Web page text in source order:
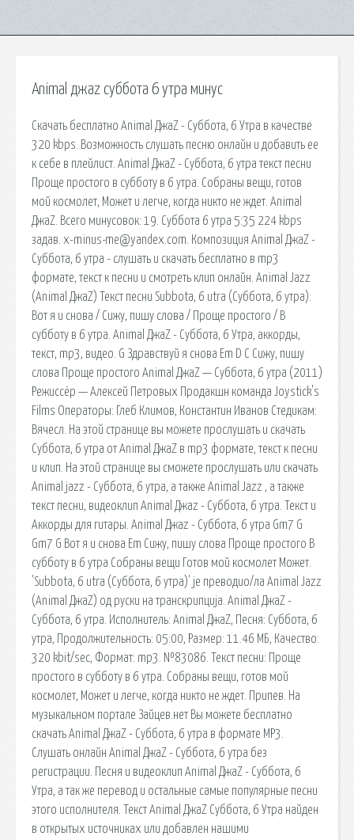
Animal джаz суббота 6 утра минус
Скачать бесплатно Animal ДжаZ - Суббота, 6 Утра в качестве
320 kbps. Возможность слушать песню онлайн и добавить ее
к себе в плейлист. Animal ДжаZ - Суббота, 6 утра текст песни
Проще простого в субботу в 6 утра. Собраны вещи, готов
мой космолет, Может и легче, когда никто не ждет. Animal
ДжаZ. Всего минусовок: 19. Суббота 6 утра 5:35 224 kbps
задав. х-minus-me@yandex.com. Композиция Animal ДжаZ -
Суббота, 6 утра - слушать и скачать бесплатно в mp3
формате, текст к песни и смотреть клип онлайн. Animal Jazz
(Animal ДжаZ) Текст песни Subbota, 6 utra (Суббота, 6 утра):
Вот я и снова / Сижу, пишу слова / Проще простого / В
субботу в 6 утра. Animal ДжаZ - Суббота, 6 Утра, аккорды,
текст, mp3, видео. G Здравствуй я снова Em D C Сижу, пишу
слова Проще простого Animal ДжаZ — Суббота, 6 утра (2011)
Режиссёр — Алексей Петровых Продакшн команда Joystick's
Films Операторы: Глеб Климов, Константин Иванов Стедикам:
Вячесл. На этой странице вы можете прослушать и скачать
Суббота, 6 утра от Animal ДжаZ в mp3 формате, текст к песни
и клип. На этой странице вы сможете прослушать или скачать
Animal jazz - Суббота, 6 утра, а также Animal Jazz , а также
текст песни, видеоклип Animal Джаz - Суббота, 6 утра. Текст и
Аккорды для гитары. Animal Джаz - Суббота, 6 утра Gm7 G
Gm7 G Вот я и снова Em Сижу, пишу слова Проще простого В
субботу в 6 утра Собраны вещи Готов мой космолет Может.
'Subbota, 6 utra (Суббота, 6 утра)' је преводио/ла Animal Jazz
(Animal ДжаZ) од руски на транскрипција. Animal ДжаZ -
Суббота, 6 утра. Исполнитель: Animal ДжаZ, Песня: Суббота, 6
утра, Продолжительность: 05:00, Размер: 11.46 МБ, Качество:
320 kbit/sec, Формат: mp3. №83086. Текст песни: Проще
простого в субботу в 6 утра. Собраны вещи, готов мой
космолет, Может и легче, когда никто не ждет. Припев. На
музыкальном портале Зайцев.нет Вы можете бесплатно
скачать Animal ДжаZ - Суббота, 6 утра в формате MP3.
Слушать онлайн Animal ДжаZ - Суббота, 6 утра без
регистрации. Песня и видеоклип Animal ДжаZ - Суббота, 6
Утра, а так же перевод и остальные самые популярные песни
этого исполнителя. Текст Animal ДжаZ Суббота, 6 Утра найден
в открытых источниках или добавлен нашими